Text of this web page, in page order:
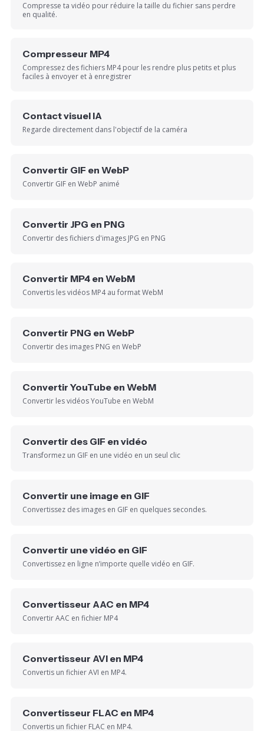
Compresse ta vidéo pour réduire la taille du fichier sans perdre
en qualité.
Compresseur MP4
Compressez des fichiers MP4 pour les rendre plus petits et plus
faciles à envoyer et à enregistrer
Contact visuel IA
Regarde directement dans l'objectif de la caméra
Convertir GIF en WebP
Convertir GIF en WebP animé
Convertir JPG en PNG
Convertir des fichiers d'images JPG en PNG
Convertir MP4 en WebM
Convertis les vidéos MP4 au format WebM
Convertir PNG en WebP
Convertir des images PNG en WebP
Convertir YouTube en WebM
Convertir les vidéos YouTube en WebM
Convertir des GIF en vidéo
Transformez un GIF en une vidéo en un seul clic
Convertir une image en GIF
Convertissez des images en GIF en quelques secondes.
Convertir une vidéo en GIF
Convertissez en ligne n’importe quelle vidéo en GIF.
Convertisseur AAC en MP4
Convertir AAC en fichier MP4
Convertisseur AVI en MP4
Convertis un fichier AVI en MP4.
Convertisseur FLAC en MP4
Convertis un fichier FLAC en MP4.